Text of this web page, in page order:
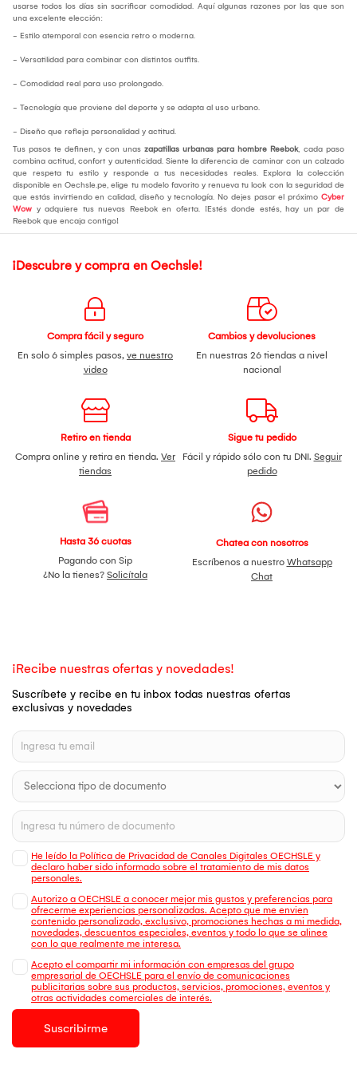
usarse todos los días sin sacrificar comodidad. Aquí algunas razones por las que son
una excelente elección:
- Estilo atemporal con esencia retro o moderna.
- Versatilidad para combinar con distintos outfits.
- Comodidad real para uso prolongado.
- Tecnología que proviene del deporte y se adapta al uso urbano.
- Diseño que refleja personalidad y actitud.
Tus pasos te definen, y con unas zapatillas urbanas para hombre Reebok, cada paso
combina actitud, confort y autenticidad. Siente la diferencia de caminar con un calzado
que respeta tu estilo y responde a tus necesidades reales. Explora la colección
disponible en Oechsle.pe, elige tu modelo favorito y renueva tu look con la seguridad de
que estás invirtiendo en calidad, diseño y tecnología. No dejes pasar el próximo Cyber
Wow y adquiere tus nuevas Reebok en oferta. ¡Estés donde estés, hay un par de
Reebok que encaja contigo!
¡Descubre y compra en Oechsle!
Compra fácil y seguro
En solo 6 simples pasos, ve nuestro
video
Cambios y devoluciones
En nuestras 26 tiendas a nivel
nacional
Retiro en tienda
Compra online y retira en tienda. Ver
tiendas
Sigue tu pedido
Fácil y rápido sólo con tu DNI. Seguir
pedido
Hasta 36 cuotas
Pagando con Sip
¿No la tienes? Solicítala
Chatea con nosotros
Escríbenos a nuestro Whatsapp
Chat
¡Recibe nuestras ofertas y novedades!
Suscríbete y recibe en tu inbox todas nuestras ofertas
exclusivas y novedades
He leído la Política de Privacidad de Canales Digitales OECHSLE y
declaro haber sido informado sobre el tratamiento de mis datos
personales.
Autorizo a OECHSLE a conocer mejor mis gustos y preferencias para
ofrecerme experiencias personalizadas. Acepto que me envien
contenido personalizado, exclusivo, promociones hechas a mi medida,
novedades, descuentos especiales, eventos y todo lo que se alinee
con lo que realmente me interesa.
Acepto el compartir mi información con empresas del grupo
empresarial de OECHSLE para el envío de comunicaciones
publicitarias sobre sus productos, servicios, promociones, eventos y
otras actividades comerciales de interés.
Suscribirme